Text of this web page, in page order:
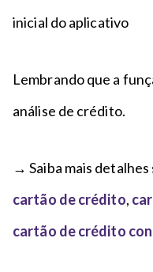
inicial do aplicativo
Lembrando que a
análise de crédito.
→ Saiba mais
cartão de crédito,
cartão de crédito